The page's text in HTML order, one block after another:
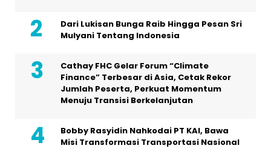
Dari Lukisan Bunga Raib Hingga Pesan Sri
Mulyani Tentang Indonesia
Cathay FHC Gelar Forum “Climate
Finance” Terbesar di Asia, Cetak Rekor
Jumlah Peserta, Perkuat Momentum
Menuju Transisi Berkelanjutan
Bobby Rasyidin Nahkodai PT KAI, Bawa
Misi Transformasi Transportasi Nasional